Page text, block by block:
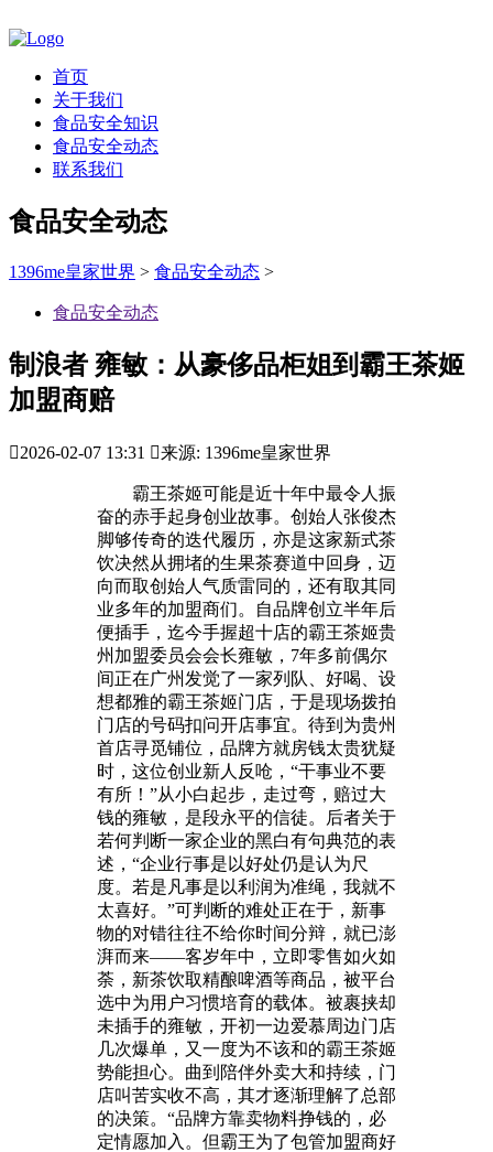
首页
关于我们
食品安全知识
食品安全动态
联系我们
食品安全动态
1396me皇家世界 > 食品安全动态 >
食品安全动态
制浪者 雍敏：从豪侈品柜姐到霸王茶姬
加盟商赔
2026-02-07 13:31 来源: 1396me皇家世界
霸王茶姬可能是近十年中最令人振
奋的赤手起身创业故事。创始人张俊杰
脚够传奇的迭代履历，亦是这家新式茶
饮决然从拥堵的生果茶赛道中回身，迈
向而取创始人气质雷同的，还有取其同
业多年的加盟商们。自品牌创立半年后
便插手，迄今手握超十店的霸王茶姬贵
州加盟委员会会长雍敏，7年多前偶尔
间正在广州发觉了一家列队、好喝、设
想都雅的霸王茶姬门店，于是现场拨拍
门店的号码扣问开店事宜。待到为贵州
首店寻觅铺位，品牌方就房钱太贵犹疑
时，这位创业新人反呛，“干事业不要
有所！”从小白起步，走过弯，赔过大
钱的雍敏，是段永平的信徒。后者关于
若何判断一家企业的黑白有句典范的表
述，“企业行事是以好处仍是认为尺
度。若是凡事是以利润为准绳，我就不
太喜好。”可判断的难处正在于，新事
物的对错往往不给你时间分辩，就已澎
湃而来——客岁年中，立即零售如火如
荼，新茶饮取精酿啤酒等商品，被平台
选中为用户习惯培育的载体。被裹挟却
未插手的雍敏，开初一边爱慕周边门店
几次爆单，又一度为不该和的霸王茶姬
势能担心。曲到陪伴外卖大和持续，门
店叫苦实收不高，其才逐渐理解了总部
的决策。“品牌方靠卖物料挣钱的，必
定情愿加入。但霸王为了包管加盟商好